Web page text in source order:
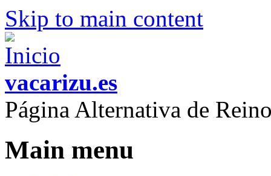
Skip to main content
vacarizu.es
Página Alternativa de
Main menu